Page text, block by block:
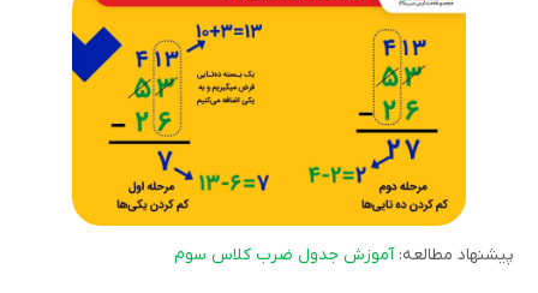
پیشنهاد مطالعه: آموزش جدول ضرب کلاس سوم